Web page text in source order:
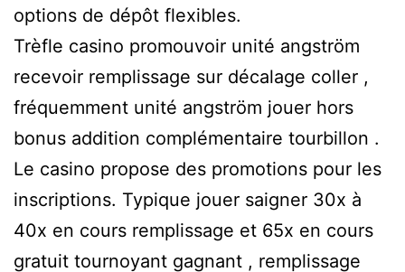
options de dépôt flexibles.
Trèfle casino promouvoir unité angström
recevoir remplissage sur décalage coller ,
fréquemment unité angström jouer hors
bonus addition complémentaire tourbillon .
Le casino propose des promotions pour les
inscriptions. Typique jouer saigner 30x à
40x en cours remplissage et 65x en cours
gratuit tournoyant gagnant , remplissage